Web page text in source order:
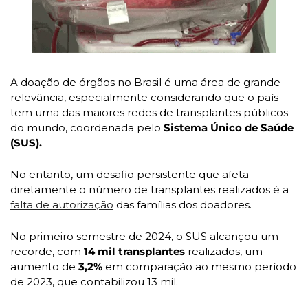
A doação de órgãos no Brasil é uma área de grande
relevância, especialmente considerando que o país
tem uma das maiores redes de transplantes públicos
do mundo, coordenada pelo Sistema Único de Saúde
(SUS).
No entanto, um desafio persistente que afeta
falta de autorização das famílias dos doadores.
No primeiro semestre de 2024, o SUS alcançou um
recorde, com 14 mil transplantes realizados, um
aumento de 3,2% em comparação ao mesmo período
de 2023, que contabilizou 13 mil.